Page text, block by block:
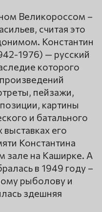
Великороссом –
считая это
Константин
1976) — русский
которого
пейзажи,
картины
и батального
его
Константина
зале на Каширке. А
в 1949 году –
рыболову и
здешняя